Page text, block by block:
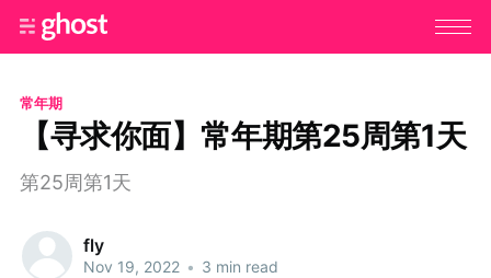
常年期
【寻求你面】常年期第25周第1天
第25周第1天
fly
Nov 19, 2022 • 3 min read